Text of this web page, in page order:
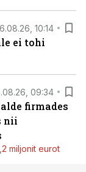
10:14
ei tohi
09:34
firmades
nii
miljonit eurot